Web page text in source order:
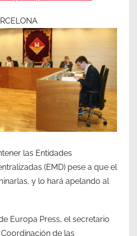
las Entidades
(EMD) pese a que el
y lo hará apelando al
Europa Press, el secretario
de las